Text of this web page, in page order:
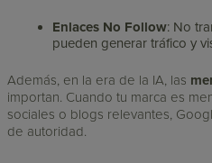
Enlaces No Follow: No
pueden generar tráfico y
Además, en la era de la IA, las
importan. Cuando tu marca es
sociales o blogs relevantes,
de autoridad.